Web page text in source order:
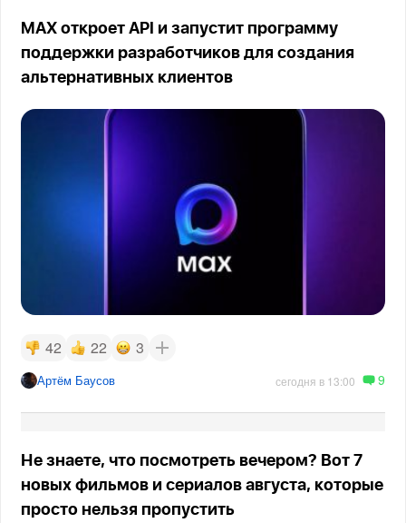
MAX откроет API и запустит программу
поддержки разработчиков для создания
альтернативных клиентов
42 22 3
Артём Баусов сегодня в 13:00 9
Не знаете, что посмотреть вечером? Вот 7
новых фильмов и сериалов августа, которые
просто нельзя пропустить